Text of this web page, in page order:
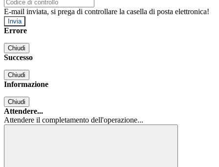
E-mail inviata, si prega di controllare la casella di posta elettronica!
Errore
Chiudi
Successo
Chiudi
Informazione
Chiudi
Attendere...
Attendere il completamento dell'operazione...